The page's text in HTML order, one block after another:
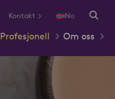
Profesjonell Om oss
Kontakt No